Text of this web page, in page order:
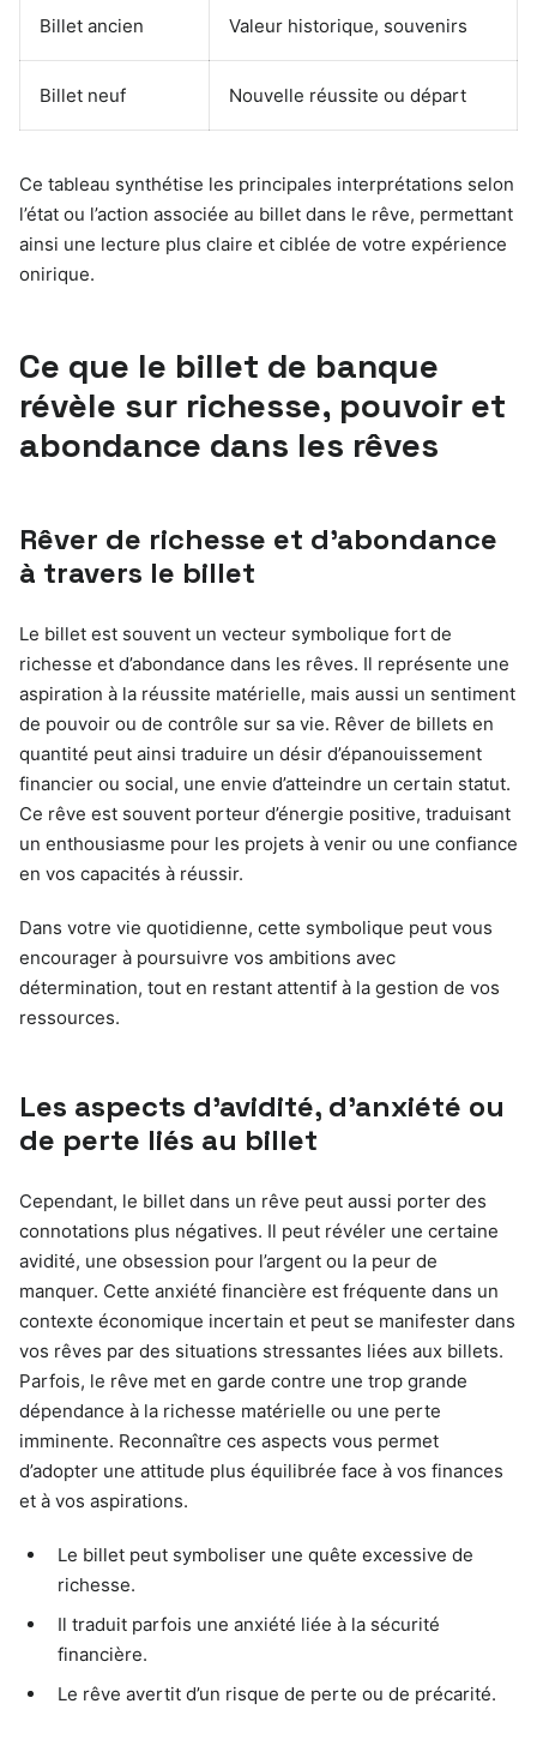
Billet ancien Valeur historique, souvenirs
Billet neuf Nouvelle réussite ou départ
Ce tableau synthétise les principales interprétations selon
l’état ou l’action associée au billet dans le rêve, permettant
ainsi une lecture plus claire et ciblée de votre expérience
onirique.
Ce que le billet de banque
révèle sur richesse, pouvoir et
abondance dans les rêves
Rêver de richesse et d’abondance
à travers le billet
Le billet est souvent un vecteur symbolique fort de
richesse et d’abondance dans les rêves. Il représente une
aspiration à la réussite matérielle, mais aussi un sentiment
de pouvoir ou de contrôle sur sa vie. Rêver de billets en
quantité peut ainsi traduire un désir d’épanouissement
financier ou social, une envie d’atteindre un certain statut.
Ce rêve est souvent porteur d’énergie positive, traduisant
un enthousiasme pour les projets à venir ou une confiance
en vos capacités à réussir.
Dans votre vie quotidienne, cette symbolique peut vous
encourager à poursuivre vos ambitions avec
détermination, tout en restant attentif à la gestion de vos
ressources.
Les aspects d’avidité, d’anxiété ou
de perte liés au billet
Cependant, le billet dans un rêve peut aussi porter des
connotations plus négatives. Il peut révéler une certaine
avidité, une obsession pour l’argent ou la peur de
manquer. Cette anxiété financière est fréquente dans un
contexte économique incertain et peut se manifester dans
vos rêves par des situations stressantes liées aux billets.
Parfois, le rêve met en garde contre une trop grande
dépendance à la richesse matérielle ou une perte
imminente. Reconnaître ces aspects vous permet
d’adopter une attitude plus équilibrée face à vos finances
et à vos aspirations.
Le billet peut symboliser une quête excessive de
richesse.
Il traduit parfois une anxiété liée à la sécurité
financière.
Le rêve avertit d’un risque de perte ou de précarité.